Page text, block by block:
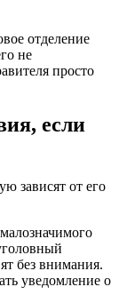
отделение
не
просто
если
зависят от его
без внимания.
уведомление о